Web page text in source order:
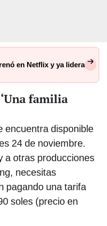
en Netflix y ya lidera
familia
encuentra disponible
24 de noviembre.
a otras producciones
necesitas
pagando una tarifa
soles (precio en